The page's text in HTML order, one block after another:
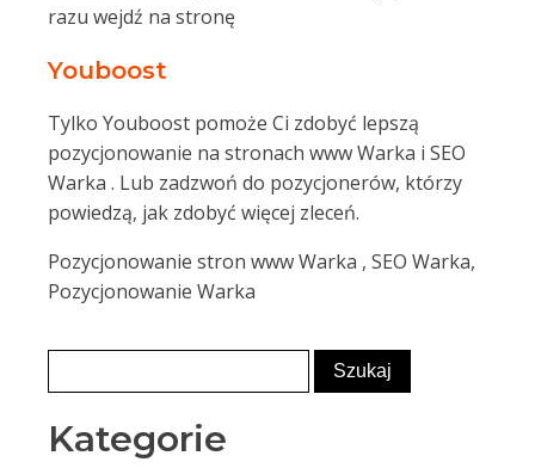
razu wejdź na stronę
Youboost
Tylko Youboost pomoże Ci zdobyć lepszą
pozycjonowanie na stronach www Warka i SEO
Warka . Lub zadzwoń do pozycjonerów, którzy
powiedzą, jak zdobyć więcej zleceń.
Pozycjonowanie stron www Warka , SEO Warka,
Pozycjonowanie Warka
Kategorie